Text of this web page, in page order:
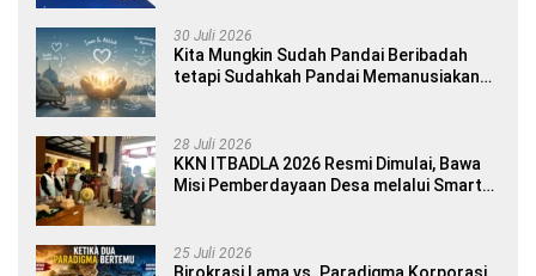
30 Juli 2026
Kita Mungkin Sudah Pandai Beribadah
tetapi Sudahkah Pandai Memanusiakan
28 Juli 2026
KKN ITBADLA 2026 Resmi Dimulai, Bawa
Misi Pemberdayaan Desa melalui Smart
25 Juli 2026